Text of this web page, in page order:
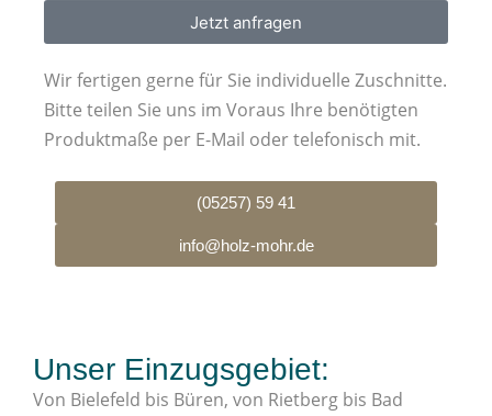
Jetzt anfragen
Wir fertigen gerne für Sie individuelle Zuschnitte.
Bitte teilen Sie uns im Voraus Ihre benötigten
Produktmaße per E-Mail oder telefonisch mit.
(05257) 59 41
info@holz-mohr.de
Unser Einzugsgebiet:
Von Bielefeld bis Büren, von Rietberg bis Bad